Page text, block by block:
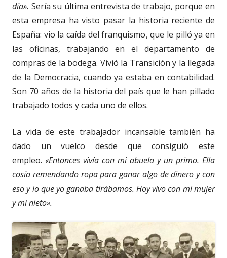
día». Sería su última entrevista de trabajo, porque en
esta empresa ha visto pasar la historia reciente de
España: vio la caída del franquismo, que le pilló ya en
las oficinas, trabajando en el departamento de
compras de la bodega. Vivió la Transición y la llegada
de la Democracia, cuando ya estaba en contabilidad.
Son 70 años de la historia del país que le han pillado
trabajado todos y cada uno de ellos.
La vida de este trabajador incansable también ha
dado un vuelco desde que consiguió este
empleo. «Entonces vivía con mi abuela y un primo. Ella
cosía remendando ropa para ganar algo de dinero y con
eso y lo que yo ganaba tirábamos. Hoy vivo con mi mujer
y mi nieto».